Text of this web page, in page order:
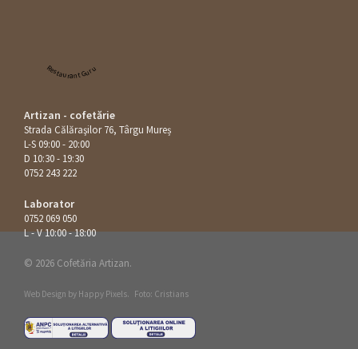
Restaurant Guru
Artizan - cofetărie
Strada Călăraşilor 76, Târgu Mureș
L-S 09:00 - 20:00
D 10:30 - 19:30
0752 243 222
Laborator
0752 069 050
L - V 10:00 - 18:00
© 2026 Cofetăria Artizan.
Web Design by Happy Pixels. Foto: Cristians